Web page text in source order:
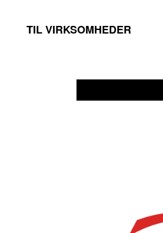
TIL VIRKSOMHEDER